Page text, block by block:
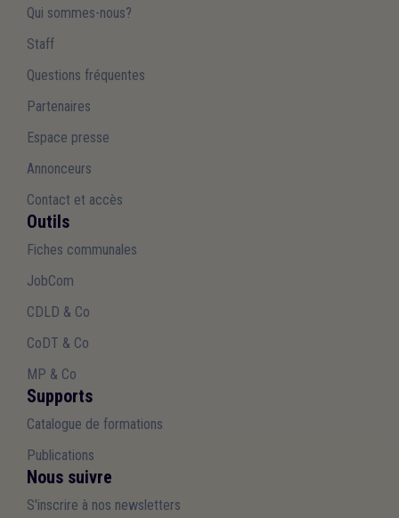
Qui sommes-nous?
Staff
Questions fréquentes
Partenaires
Espace presse
Annonceurs
Contact et accès
Outils
Fiches communales
JobCom
CDLD & Co
CoDT & Co
MP & Co
Supports
Catalogue de formations
Publications
Nous suivre
S'inscrire à nos newsletters